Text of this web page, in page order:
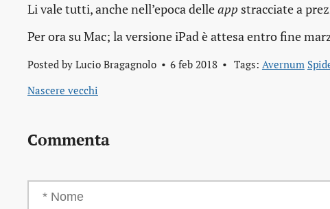
Li vale tutti, anche nell’epoca delleapp stracciate a
Per ora su Mac; la versione iPad è attesa entro fine
Posted by Lucio Bragagnolo 6 feb 2018 Tags: Avernum
Nascere vecchi
Commenta